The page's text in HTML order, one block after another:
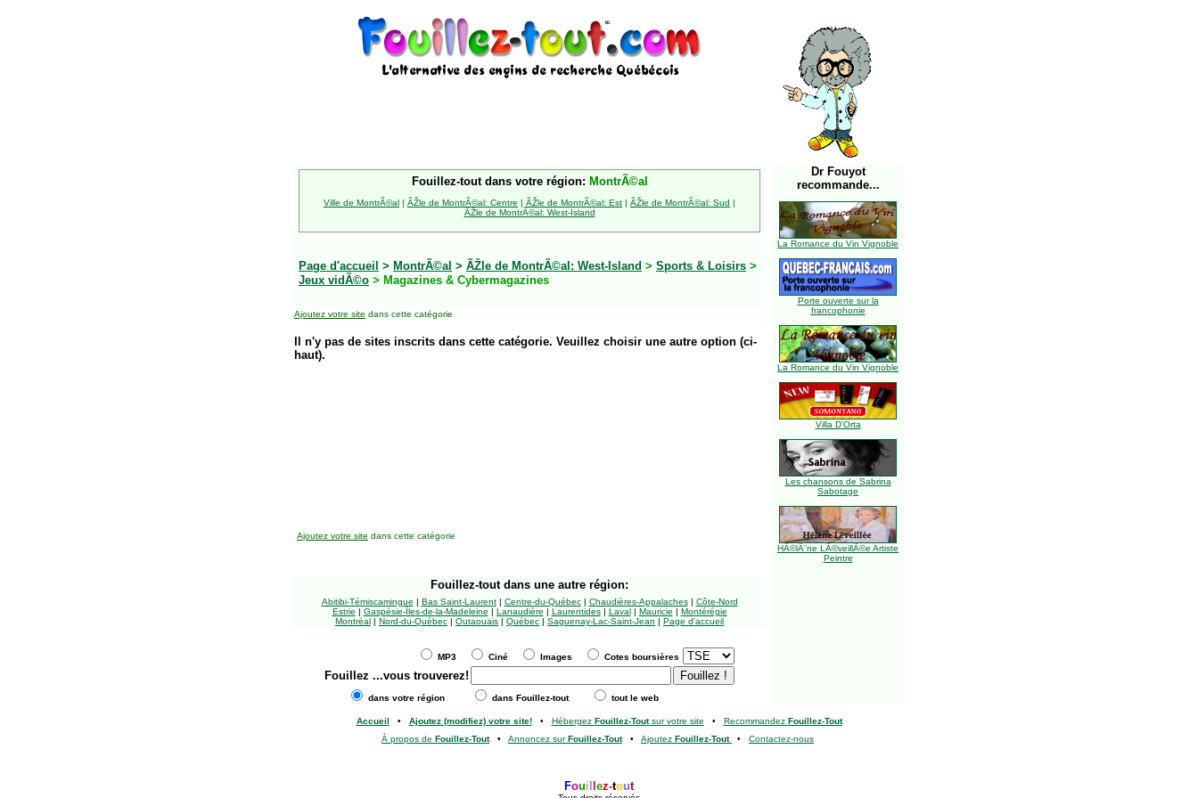
Fouillez-tout dans votre région: MontrÃ©al
Ville de MontrÃ©al | ÃŽle de MontrÃ©al: Centre | ÃŽle de MontrÃ©al: Est | ÃŽle de MontrÃ©al: Sud |
ÃŽle de MontrÃ©al: West-Island
Page d'accueil > MontrÃ©al > ÃŽle de MontrÃ©al: West-Island > Sports & Loisirs >
Jeux vidÃ©o > Magazines & Cybermagazines
Ajoutez votre site dans cette catégorie
Il n'y pas de sites inscrits dans cette catégorie. Veuillez choisir une autre option (ci-
haut).
Dr Fouyot
recommande...
La Romance du Vin Vignoble
Porte ouverte sur la
francophonie
La Romance du Vin Vignoble
Villa D'Orta
Les chansons de Sabrina
Sabotage
HÃ©lÃ¨ne LÃ©veillÃ©e Artiste
Peintre
Ajoutez votre site dans cette catégorie
Fouillez-tout dans une autre région:
Abitibi-Témiscamingue | Bas Saint-Laurent| Centre-du-Québec| Chaudières-Appalaches| Côte-Nord
Estrie | Gaspésie-Îles-de-la-Madeleine | Lanaudière | Laurentides| Laval| Mauricie | Montérégie
Montréal | Nord-du-Québec | Outaouais | Québec | Saguenay-Lac-Saint-Jean | Page d'accueil
MP3 Ciné Images Cotes boursières
Fouillez ...vous trouverez!
dans votre région dans Fouillez-tout tout le web
Accueil • Ajoutez (modifiez) votre site!• Hébergez Fouillez-Toutsur votre site • Recommandez Fouillez-Tout
À propos de Fouillez-Tout• Annoncez surFouillez-Tout• Ajoutez Fouillez-Tout • Contactez-nous
Foui ez-tout